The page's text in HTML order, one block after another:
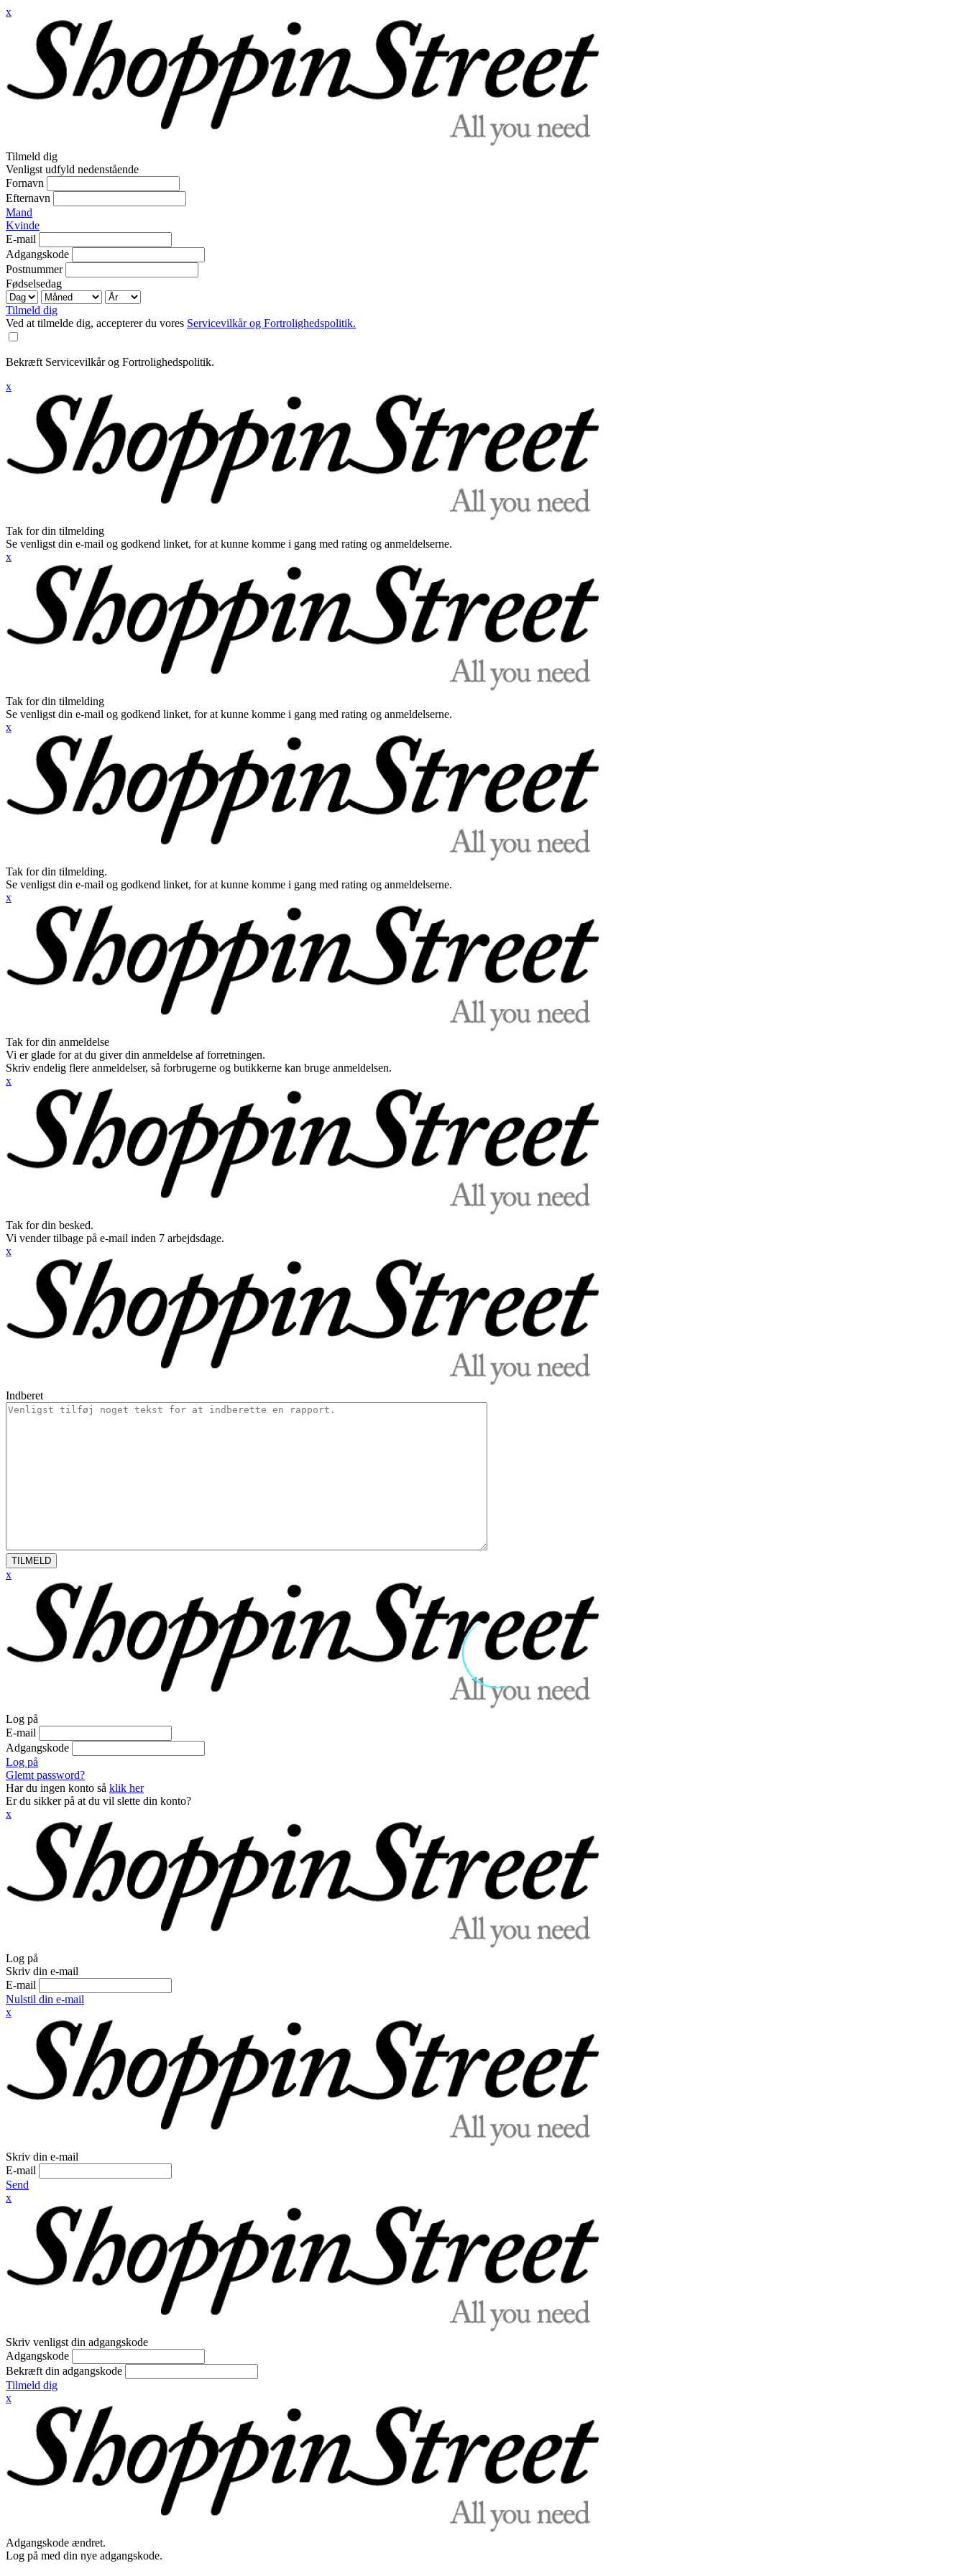
x
Tilmeld dig
Venligst udfyld nedenstående
Fornavn
Efternavn
Mand
Kvinde
E-mail
Adgangskode
Postnummer
Fødselsedag
Tilmeld dig
Ved at tilmelde dig, accepterer du vores Servicevilkår og Fortrolighedspolitik.
Bekræft Servicevilkår og Fortrolighedspolitik.
x
Tak for din tilmelding
Se venligst din e-mail og godkend linket, for at kunne komme i gang med rating og anmeldelserne.
x
Tak for din tilmelding
Se venligst din e-mail og godkend linket, for at kunne komme i gang med rating og anmeldelserne.
x
Tak for din tilmelding.
Se venligst din e-mail og godkend linket, for at kunne komme i gang med rating og anmeldelserne.
x
Tak for din anmeldelse
Vi er glade for at du giver din anmeldelse af forretningen.
Skriv endelig flere anmeldelser, så forbrugerne og butikkerne kan bruge anmeldelsen.
x
Tak for din besked.
Vi vender tilbage på e-mail inden 7 arbejdsdage.
x
Indberet
TILMELD
x
Log på
E-mail
Adgangskode
Log på
Glemt password?
Har du ingen konto så klik her
Er du sikker på at du vil slette din konto?
x
Log på
Skriv din e-mail
E-mail
Nulstil din e-mail
x
Skriv din e-mail
E-mail
Send
x
Skriv venligst din adgangskode
Adgangskode
Bekræft din adgangskode
Tilmeld dig
x
Adgangskode ændret.
Log på med din nye adgangskode.